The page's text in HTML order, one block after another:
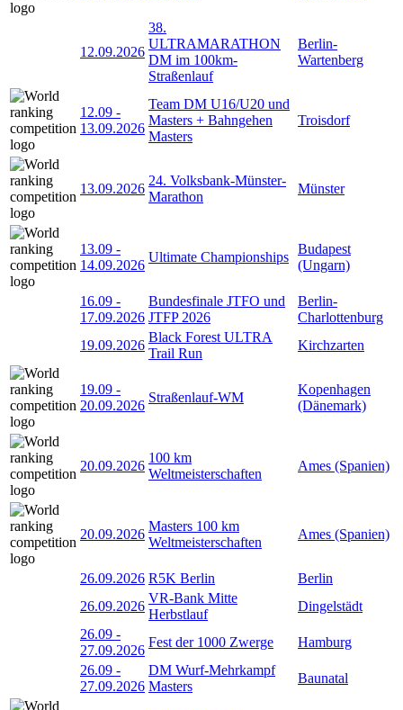
12.09.2026
38.
ULTRAMARATHON
DM im 100km-
Straßenlauf
Berlin-
Wartenberg
12.09 -
13.09.2026
Team DM U16/U20 und
Masters + Bahngehen
Masters
Troisdorf
13.09.2026
24. Volksbank-Münster-
Marathon
Münster
13.09 -
14.09.2026
Ultimate Championships
Budapest
(Ungarn)
16.09 -
17.09.2026
Bundesfinale JTFO und
JTFP 2026
Berlin-
Charlottenburg
19.09.2026
Black Forest ULTRA
Trail Run
Kirchzarten
19.09 -
20.09.2026
Straßenlauf-WM
Kopenhagen
(Dänemark)
20.09.2026
100 km
Weltmeisterschaften
Ames (Spanien)
20.09.2026
Masters 100 km
Weltmeisterschaften
Ames (Spanien)
26.09.2026 R5K Berlin
Berlin
26.09.2026
VR-Bank Mitte
Herbstlauf
Dingelstädt
26.09 -
27.09.2026
Fest der 1000 Zwerge
Hamburg
26.09 -
27.09.2026
DM Wurf-Mehrkampf
Masters
Baunatal